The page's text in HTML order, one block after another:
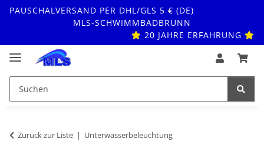
PAUSCHALVERSAND PER DHL/GLS 5 € (DE)
MLS-SCHWIMMBADBRUNN
20 JAHRE ERFAHRUNG
Zurück zur Liste Unterwasserbeleuchtung